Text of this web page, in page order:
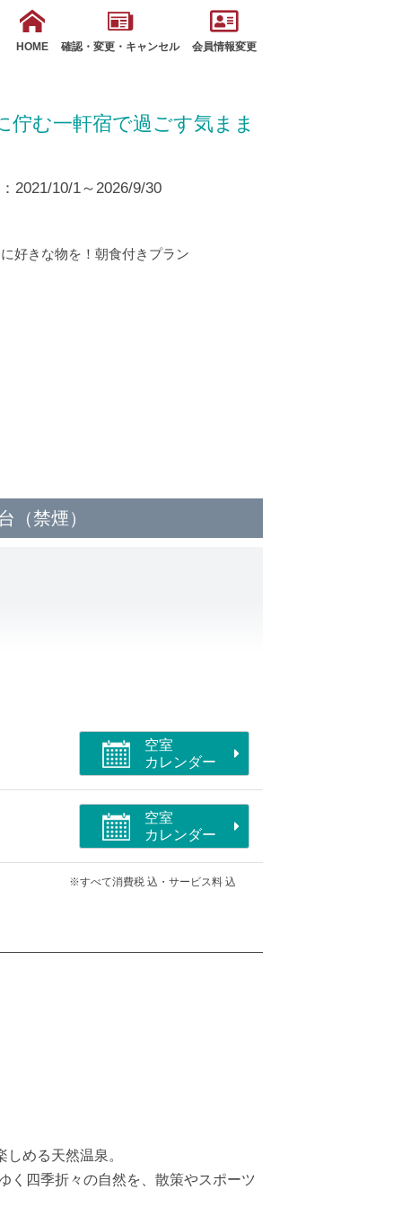
HOME 確認・変更・キャンセル 会員情報変更
佇む一軒宿で過ごす気まま
2021/10/1～2026/9/30
好きな物を！朝食付きプラン
（禁煙）
空室
カレンダー
空室
カレンダー
※すべて消費税 込・サービス料 込
める天然温泉。
く四季折々の自然を、散策やスポーツ